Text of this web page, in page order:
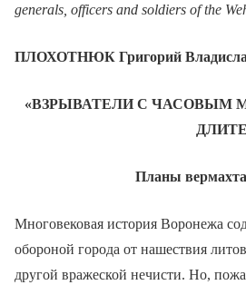
generals, officers and soldiers of the
ПЛОХОТНЮК Григорий
«ВЗРЫВАТЕЛИ С ЧАСОВЫМ
Планы
Многовековая история Воронежа
обороной города от нашествия
другой вражеской нечисти. Но,